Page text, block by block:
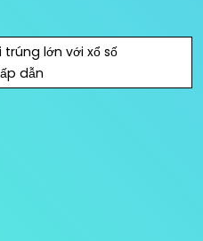
trúng lớn với xổ số
dẫn